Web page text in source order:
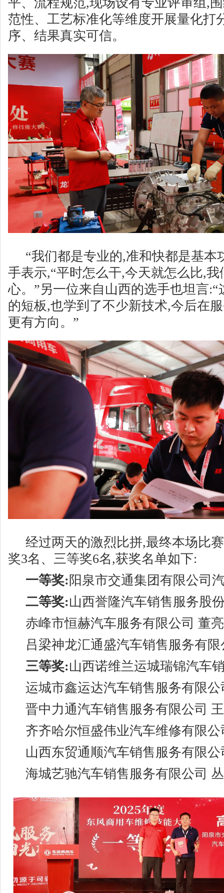
范性、工艺标准化等维度开展量化打
序、结果真实可信。
“我们都是专业的,准和快都是基本
手表示,“平时怎么干,今天就怎么比,
心。”另一位来自山西的选手也坦言
的短板,也学到了不少新技术,今后在
更有方向。”
经过两天的激烈比拼,最终本场比
奖3名、三等奖6名,获奖名单如下:
一等奖: 阳泉市交通集团有限公司
二等奖:山西誉隆汽车销售服务股
赤峰市恒赫汽车服务有限公司 董亮
吕梁神龙汇通盛汽车销售服务有
三等奖:山西诺维兰运城瑞锦汽车
运城市鑫运达汽车销售服务有限
晋中力通汽车销售服务有限公司
齐齐哈尔恒盛伟业汽车维修有限
山西东贸通顺汽车销售服务有限
海城艺驰汽车销售服务有限公司